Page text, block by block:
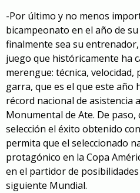
-Por último y no menos
bicampeonato en el año de
finalmente sea su
juego que históricamente ha
merengue: técnica,
garra, que es el que este año
récord nacional de asistencia
Monumental de Ate. De
selección el éxito obtenido
permita que el seleccionado
protagónico en la Copa
en el partidor de
siguiente Mundial.